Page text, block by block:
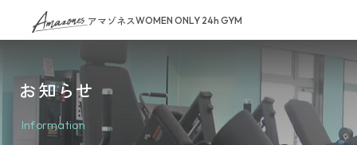
アマゾネスWOMEN ONLY 24h GYM
お知らせ
Information